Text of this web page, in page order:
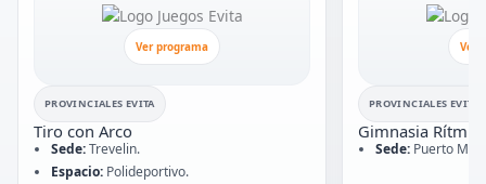
Ver programa
PROVINCIALES EVITA
Tiro con Arco
Sede:Trevelin.
Espacio: Polideportivo.
Ver
PROVINCIALES EVITA
Gimnasia
Sede: Puerto